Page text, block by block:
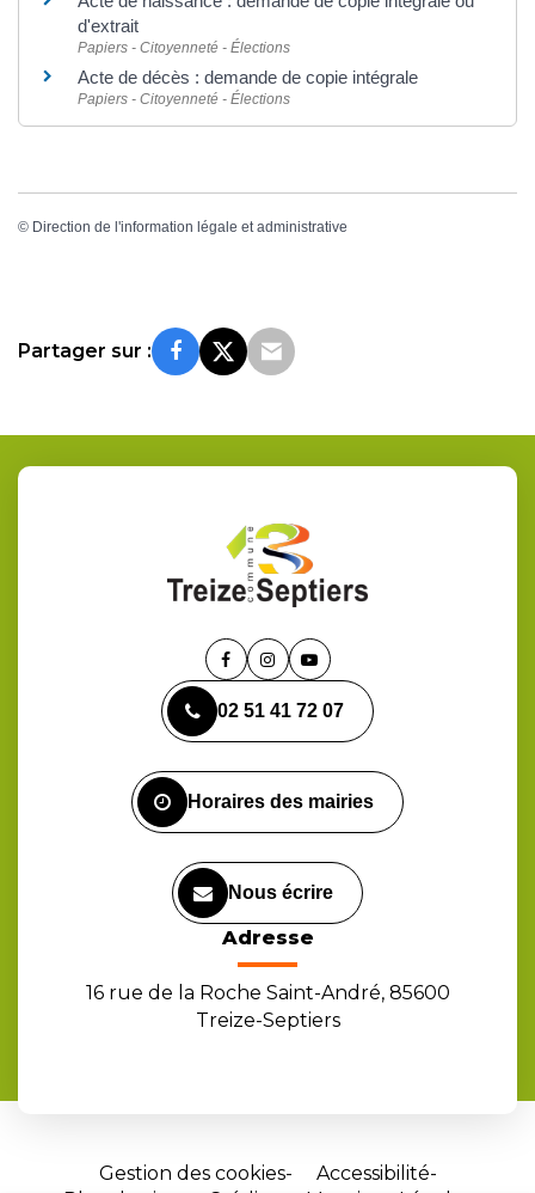
d'extrait
Papiers - Citoyenneté - Élections
Acte de décès : demande de copie intégrale
Papiers - Citoyenneté - Élections
© Direction de l'information légale et administrative
Partager sur :
Lien
le
compte
Lien
le
compte
Lien
la
chaîne
02 51 41 72 07
Horaires des mairies
Nous écrire
Adresse
16 rue de la Roche Saint-André, 85600
Treize-Septiers
Gestion des cookies
Accessibilité